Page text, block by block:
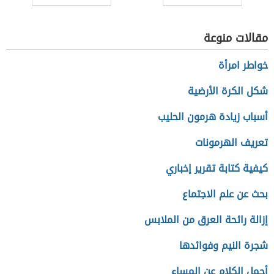
محل
مقالات منوعة
خواطر امرأة
شكل الكرة الأرضية
أسباب زيادة هرمون الحليب
تعريف الهرمونات
كيفية كتابة تقرير إخباري
بحث عن علم الاجتماع
إزالة رائحة العرق من الملابس
شجرة النيم وفوائدها